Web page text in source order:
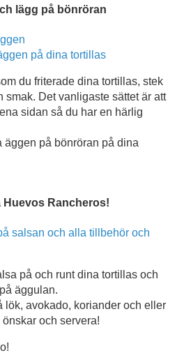
lägg på bönröran
du friterade dina tortillas, stek
smak. Det vanligaste sättet är att
sidan så du har en härlig
äggen på bönröran på dina
Huevos Rancheros!
på och runt dina tortillas och
äggulan.
lök, avokado, koriander och eller
och servera!